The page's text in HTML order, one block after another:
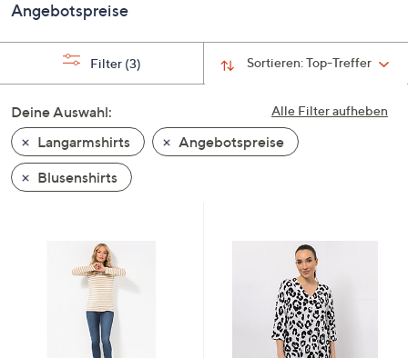
Pfeiltasten
nach
und
nach
unten
oder
wischen
Sie
Angebotspreise
Sortieren:Top-Treffer
Filter (3)
Alle Filter aufheben
Deine Auswahl:
Langarmshirts
Angebotspreise
Blusenshirts